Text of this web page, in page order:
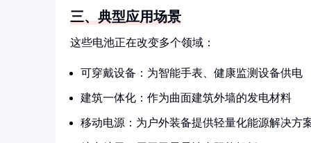
三、典型应用场景
这些电池正在改变多个领域：
可穿戴设备：为智能手表、健康监测设备供电
建筑一体化：作为曲面建筑外墙的发电材料
移动电源：为户外装备提供轻量化能源解决方